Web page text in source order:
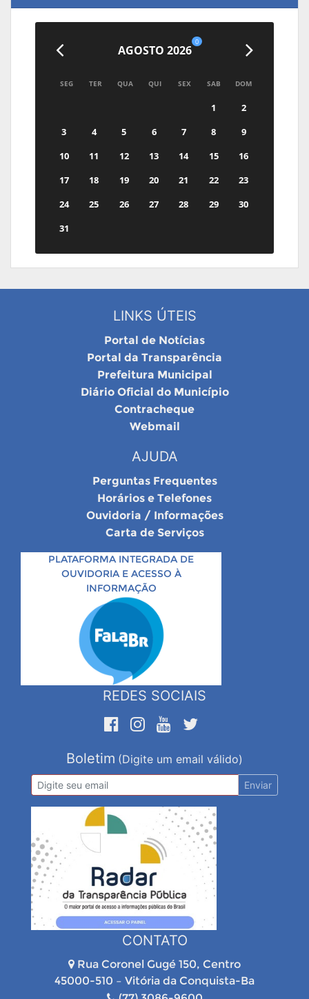
AGOSTO 2026
0
SEG TER QUA QUI SEX SAB DOM
1
2
3
4 5 6 7 8
9
10
11 12 13 14 15
16
17
18 19 20 21 22
23
24
25 26 27 28 29
30
31
LINKS ÚTEIS
Portal de Notícias
Portal da Transparência
Prefeitura Municipal
Diário Oficial do Município
Contracheque
Webmail
AJUDA
Perguntas Frequentes
Horários e Telefones
Ouvidoria / Informações
Carta de Serviços
PLATAFORMA INTEGRADA DE
OUVIDORIA E ACESSO À
INFORMAÇÃO
REDES SOCIAIS
Boletim (Digite um email válido)
Enviar
CONTATO
Rua Coronel Gugé 150, Centro
45000-510 – Vitória da Conquista-Ba